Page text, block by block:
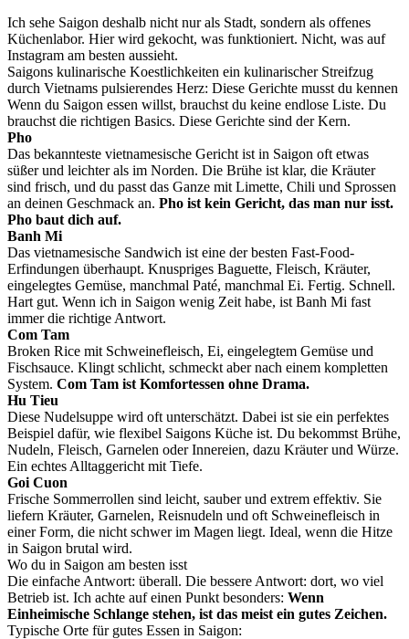
Ich sehe Saigon deshalb nicht nur als Stadt, sondern als offenes
Küchenlabor. Hier wird gekocht, was funktioniert. Nicht, was auf
Instagram am besten aussieht.
Saigons kulinarische Koestlichkeiten ein kulinarischer Streifzug
durch Vietnams pulsierendes Herz: Diese Gerichte musst du kennen
Wenn du Saigon essen willst, brauchst du keine endlose Liste. Du
brauchst die richtigen Basics. Diese Gerichte sind der Kern.
Pho
Das bekannteste vietnamesische Gericht ist in Saigon oft etwas
süßer und leichter als im Norden. Die Brühe ist klar, die Kräuter
sind frisch, und du passt das Ganze mit Limette, Chili und Sprossen
an deinen Geschmack an. Pho ist kein Gericht, das man nur isst.
Pho baut dich auf.
Banh Mi
Das vietnamesische Sandwich ist eine der besten Fast-Food-
Erfindungen überhaupt. Knuspriges Baguette, Fleisch, Kräuter,
eingelegtes Gemüse, manchmal Paté, manchmal Ei. Fertig. Schnell.
Hart gut. Wenn ich in Saigon wenig Zeit habe, ist Banh Mi fast
immer die richtige Antwort.
Com Tam
Broken Rice mit Schweinefleisch, Ei, eingelegtem Gemüse und
Fischsauce. Klingt schlicht, schmeckt aber nach einem kompletten
System. Com Tam ist Komfortessen ohne Drama.
Hu Tieu
Diese Nudelsuppe wird oft unterschätzt. Dabei ist sie ein perfektes
Beispiel dafür, wie flexibel Saigons Küche ist. Du bekommst Brühe,
Nudeln, Fleisch, Garnelen oder Innereien, dazu Kräuter und Würze.
Ein echtes Alltaggericht mit Tiefe.
Goi Cuon
Frische Sommerrollen sind leicht, sauber und extrem effektiv. Sie
liefern Kräuter, Garnelen, Reisnudeln und oft Schweinefleisch in
einer Form, die nicht schwer im Magen liegt. Ideal, wenn die Hitze
in Saigon brutal wird.
Wo du in Saigon am besten isst
Die einfache Antwort: überall. Die bessere Antwort: dort, wo viel
Betrieb ist. Ich achte auf einen Punkt besonders: Wenn
Einheimische Schlange stehen, ist das meist ein gutes Zeichen.
Typische Orte für gutes Essen in Saigon: